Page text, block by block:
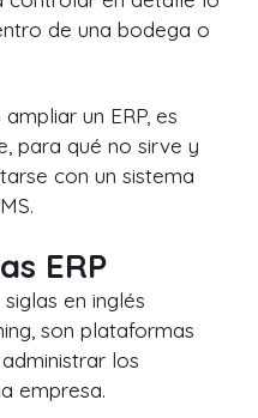
de una bodega o
un ERP, es
para qué no sirve y
con un sistema
ERP
en inglés
son plataformas
los
empresa.